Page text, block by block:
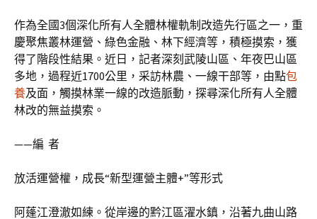
作為全國3個深化所有人全體林權軌制改造先行區之一，重
慶聚焦叢林運營、綠色金融、林下經濟等，積極摸索，獲
得了階段性結果。近日，記者深刻武陵山區、年夜巴山區
多地，過程近1700公里，采訪林農、一線干部等，由點包
養及面，觸摸林業一線的改造脈動，探尋深化所有人全體
林改的無益摸索。
——編 者
放活運營權，成長“新型運營主體+”等形式
阿蓬江澄澈如練。從岸邊的黔江區濯水鎮，沿著九曲山路